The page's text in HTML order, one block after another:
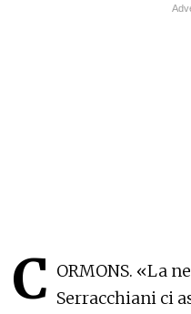
C ORMONS. «La
Serracchiani ci